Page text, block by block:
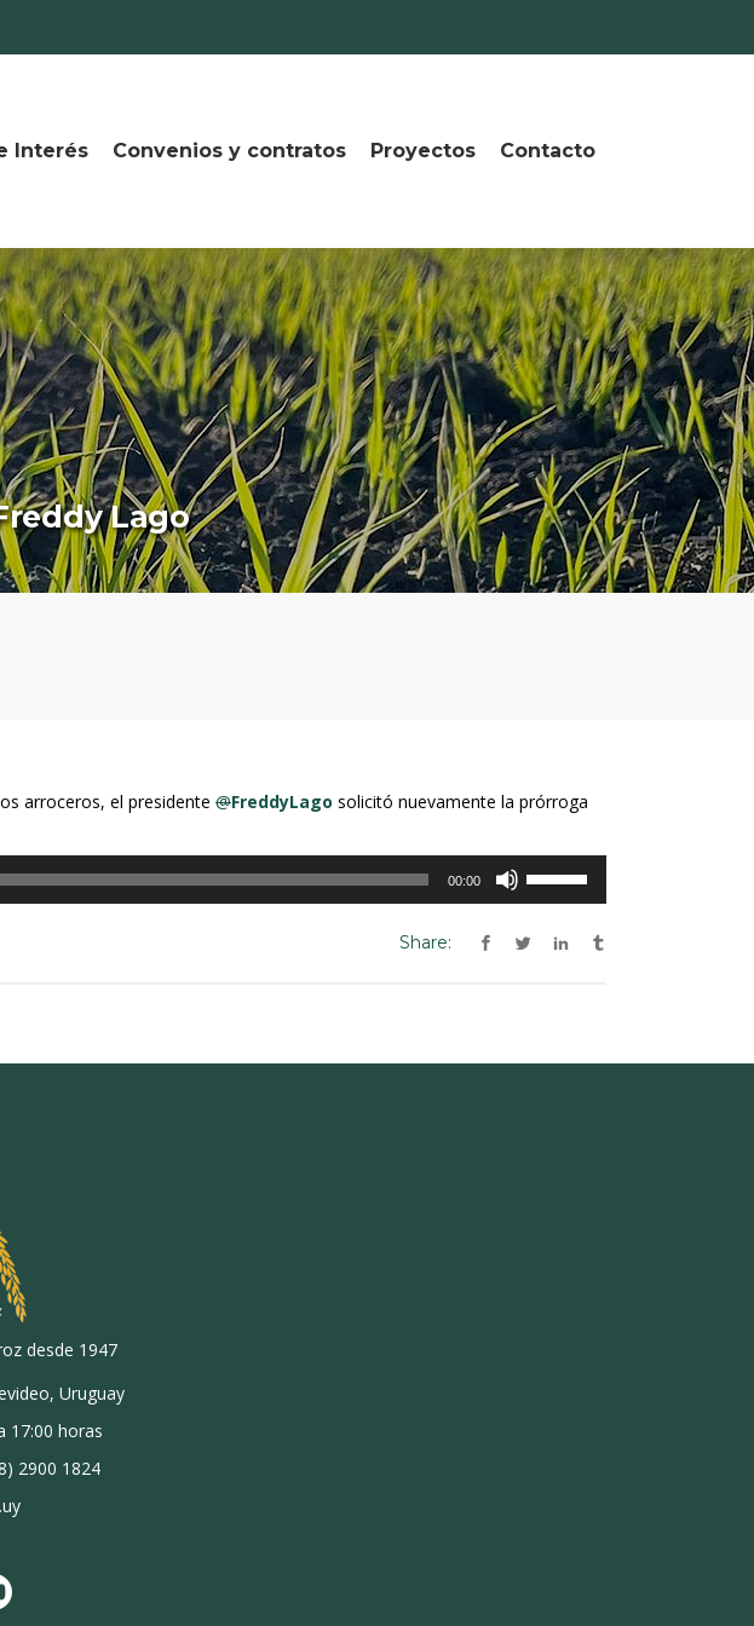
Interés Convenios y contratos Proyectos Contacto
de Campo – ‏Freddy Lago
arroceros, el presidente @FreddyLago solicitó nuevamente la prórroga
00:00
las
teclas
Share:
desde 1947
Uruguay
17:00 horas
2900 1824